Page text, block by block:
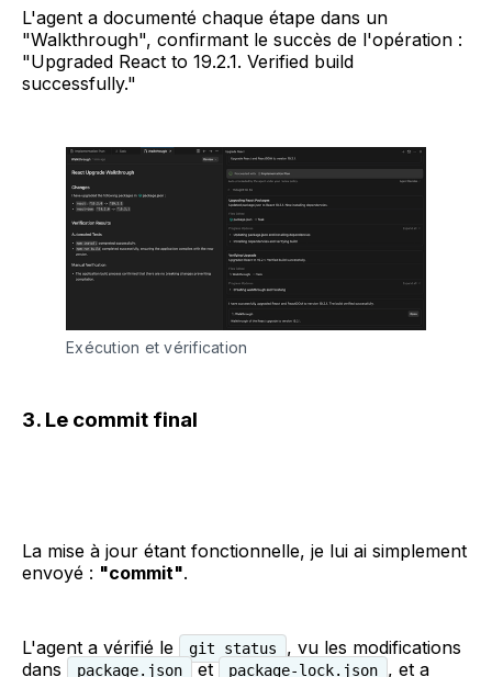
L'agent a documenté chaque étape dans un
"Walkthrough", confirmant le succès de l'opération :
"Upgraded React to 19.2.1. Verified build
successfully."
Exécution et vérification
3. Le commit final
La mise à jour étant fonctionnelle, je lui ai simplement
envoyé : "commit".
L'agent a vérifié le git status
, vu les modifications
dans
package.json et package-lock.json , et a